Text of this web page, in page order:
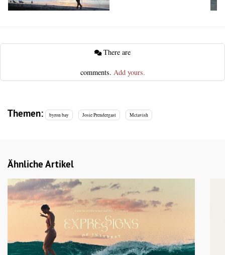
comments. Add yours.
Themen: byron bay Josie Prendergast Mctavish
Ähnliche Artikel